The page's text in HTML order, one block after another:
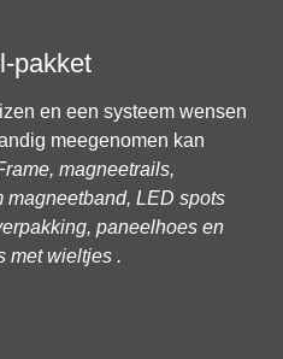
pakket
en een systeem wensen
meegenomen kan
magneetrails,
LED spots
paneelhoes en
met wieltjes .